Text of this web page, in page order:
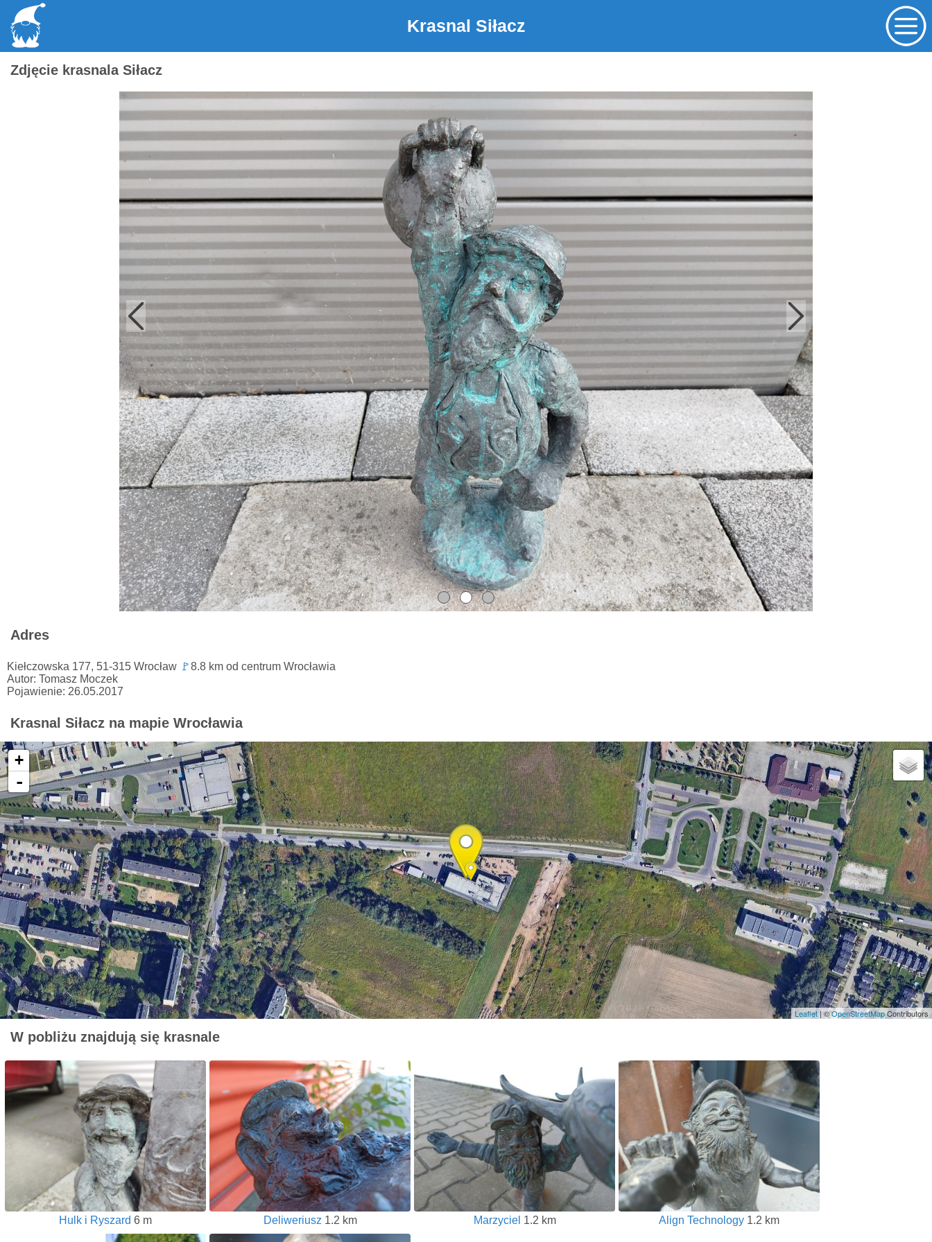
Krasnal Siłacz
Zdjęcie krasnala Siłacz
Adres
Kiełczowska 177, 51-315 Wrocław 🚩8.8 km od centrum Wrocławia
Autor: Tomasz Moczek
Pojawienie: 26.05.2017
Krasnal Siłacz na mapie Wrocławia
+
-
Leaflet| ©OpenStreetMapContributors
W pobliżu znajdują się krasnale
Hulk i Ryszard 6 m Deliweriusz 1.2 km Marzyciel 1.2 km Align Technology 1.2 km